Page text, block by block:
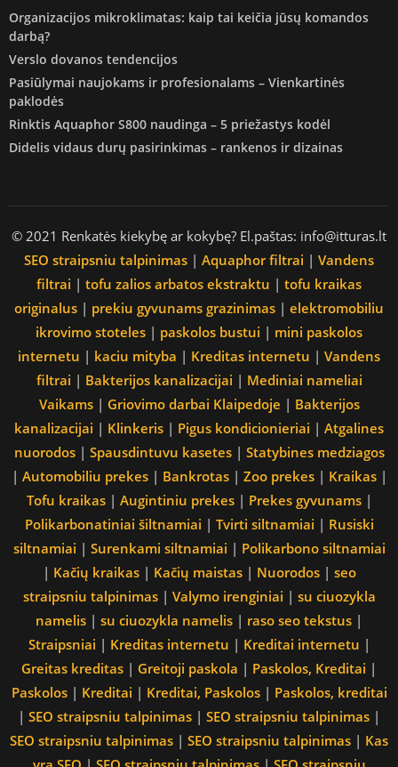
Organizacijos mikroklimatas: kaip tai keičia jūsų komandos
darbą?
Verslo dovanos tendencijos
Pasiūlymai naujokams ir profesionalams – Vienkartinės
paklodės
Rinktis Aquaphor S800 naudinga – 5 priežastys kodėl
Didelis vidaus durų pasirinkimas – rankenos ir dizainas
© 2021 Renkatės kiekybę ar kokybę? El.paštas: info@itturas.lt
SEO straipsniu talpinimas | Aquaphor filtrai | Vandens
filtrai | tofu zalios arbatos ekstraktu | tofu kraikas
originalus | prekiu gyvunams grazinimas | elektromobiliu
ikrovimo stoteles | paskolos bustui | mini paskolos
internetu | kaciu mityba | Kreditas internetu | Vandens
filtrai | Bakterijos kanalizacijai | Mediniai nameliai
Vaikams| Griovimo darbai Klaipedoje | Bakterijos
kanalizacijai | Klinkeris | Pigus kondicionieriai | Atgalines
nuorodos| Spausdintuvu kasetes| Statybines medziagos
| Automobiliu prekes| Bankrotas| Zoo prekes| Kraikas|
Tofu kraikas| Augintiniu prekes| Prekes gyvunams|
Polikarbonatiniai šiltnamiai | Tvirti siltnamiai | Rusiski
siltnamiai | Surenkami siltnamiai | Polikarbono siltnamiai
| Kačių kraikas| Kačių maistas| Nuorodos| seo
straipsniu talpinimas| Valymo irenginiai | su ciuozykla
namelis | su ciuozykla namelis | raso seo tekstus |
Straipsniai | Kreditas internetu | Kreditai internetu |
Greitas kreditas | Greitoji paskola | Paskolos, Kreditai |
Paskolos| Kreditai | Kreditai, Paskolos| Paskolos, kreditai
| SEO straipsniu talpinimas | SEO straipsniu talpinimas |
SEO straipsniu talpinimas | SEO straipsniu talpinimas | Kas